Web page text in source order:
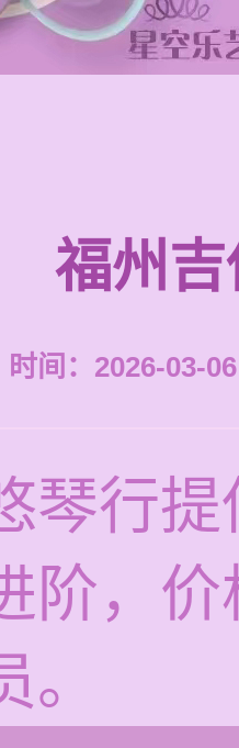
福州
时间：2026-03-
琴行
阶，